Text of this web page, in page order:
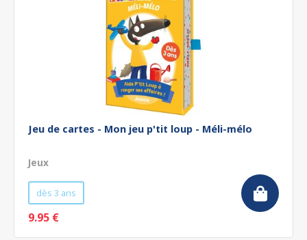
Jeu de cartes - Mon jeu p'tit loup - Méli-mélo
Jeux
dès 3 ans
9.95 €